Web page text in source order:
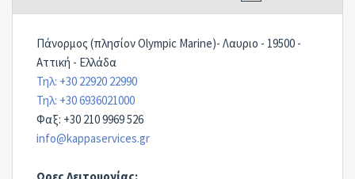
Πάνορμος (πλησίον Olympic Marine)- Λαυριο - 19500 -
Αττική - Ελλάδα
Τηλ: +30 22920 22990
Τηλ: +30 6936021000
Φαξ: +30 210 9969 526
info@kappaservices.gr